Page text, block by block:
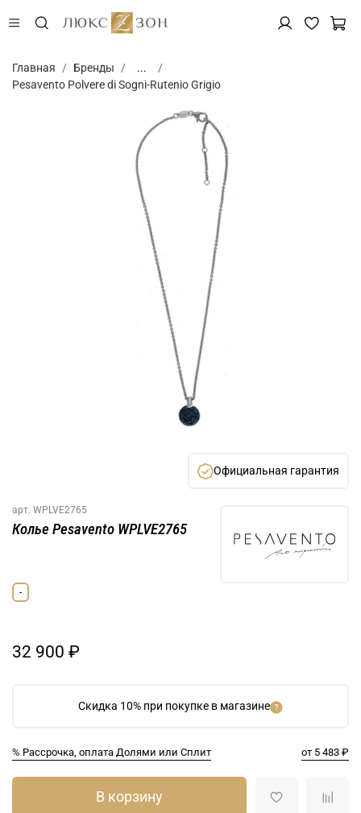
Главная Бренды
...
Pesavento Polvere di Sogni-Rutenio Grigio
Официальная гарантия
арт. WPLVE2765
Скидка 10% при покупке в магазине
% Рассрочка, оплата Долями или Сплит от 5 483 ₽
Колье Pesavento WPLVE2765
-
32 900 ₽
В корзину